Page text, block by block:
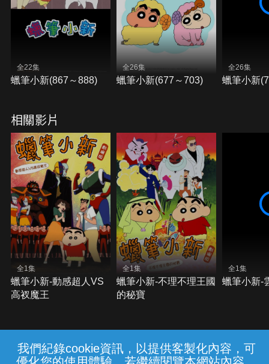
我們紀錄cookie資訊，以提供客製化內容，可
全22集
蠟筆小新(867～888)
全26集
蠟筆小新(677～703)
全26集
蠟筆小新
相關影片
全1集
蠟筆小新-動感超人VS
高衩魔王
全1集
蠟筆小新-不理不理王國
的秘寶
全1集
蠟筆小新-
{{notifyMsg}}